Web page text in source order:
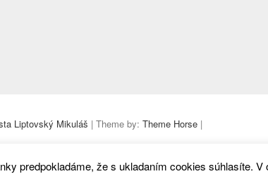
Liptovský Mikuláš | Theme by: Theme Horse |
predpokladáme, že s ukladaním cookies súhlasíte.